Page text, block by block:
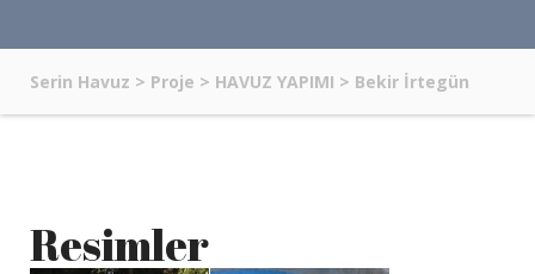
Serin Havuz > Proje > HAVUZ YAPIMI > Bekir İrtegün
Resimler